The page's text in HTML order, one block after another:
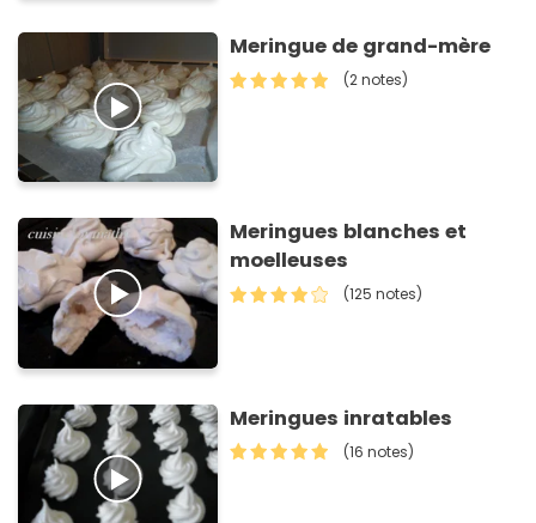
Meringue de grand-mère
(2 notes)
Meringues blanches et
moelleuses
(125 notes)
Meringues inratables
(16 notes)